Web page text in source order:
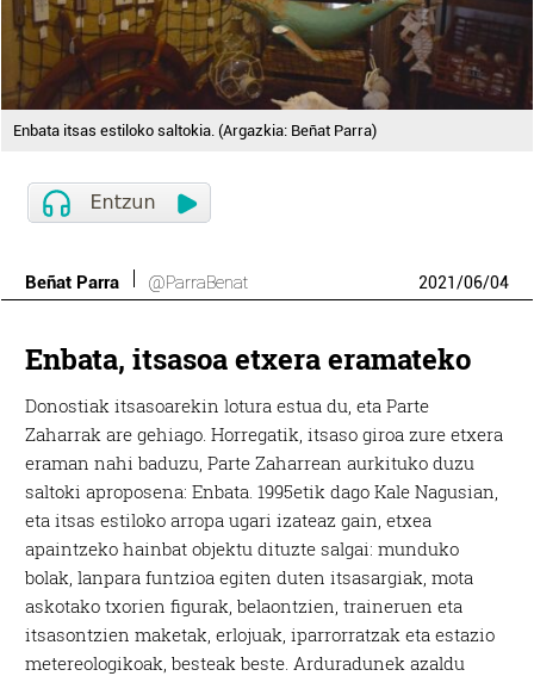
Enbata itsas estiloko saltokia. (Argazkia: Beñat Parra)
Beñat Parra @ParraBenat 2021/06/04
Enbata, itsasoa etxera eramateko
Donostiak itsasoarekin lotura estua du, eta Parte
Zaharrak are gehiago. Horregatik, itsaso giroa zure etxera
eraman nahi baduzu, Parte Zaharrean aurkituko duzu
saltoki aproposena: Enbata. 1995etik dago Kale Nagusian,
eta itsas estiloko arropa ugari izateaz gain, etxea
apaintzeko hainbat objektu dituzte salgai: munduko
bolak, lanpara funtzioa egiten duten itsasargiak, mota
askotako txorien figurak, belaontzien, traineruen eta
itsasontzien maketak, erlojuak, iparrorratzak eta estazio
metereologikoak, besteak beste. Arduradunek azaldu